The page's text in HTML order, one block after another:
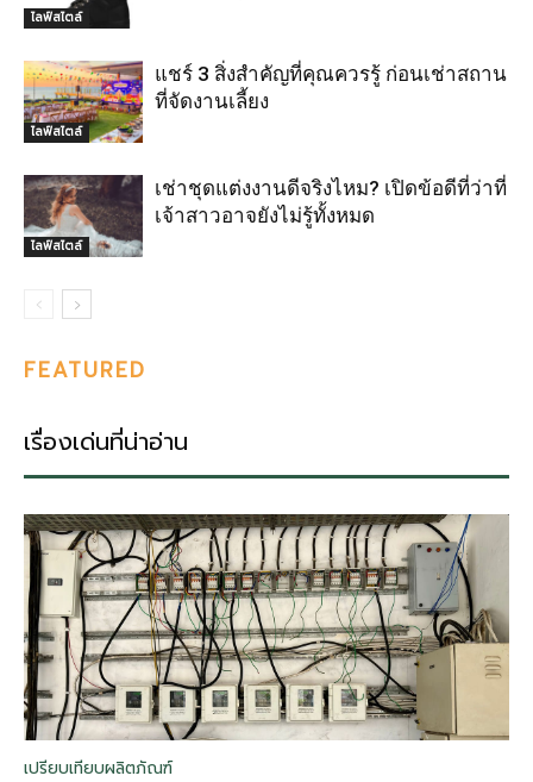
ไลฟ์สไตล์
ไลฟ์สไตล์
แชร์ 3 สิ่งสำคัญที่คุณควรรู้ ก่อนเช่าสถาน
ที่จัดงานเลี้ยง
ไลฟ์สไตล์
เช่าชุดแต่งงานดีจริงไหม? เปิดข้อดีที่ว่าที่
เจ้าสาวอาจยังไม่รู้ทั้งหมด
FEATURED
เรื่องเด่นที่น่าอ่าน
เปรียบเทียบผลิตภัณฑ์